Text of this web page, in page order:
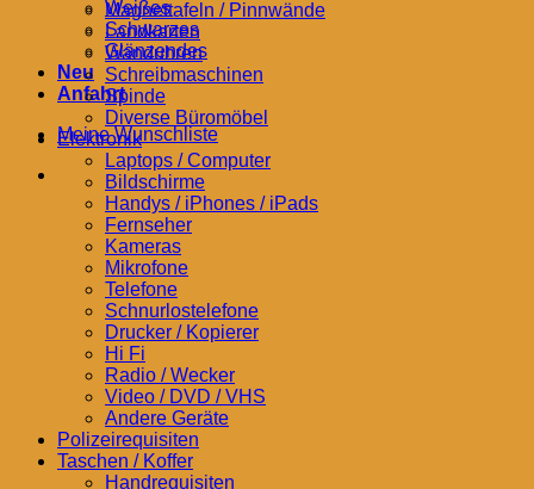
Weißes
Schwarzes
Glänzendes
Neu
Anfahrt
Meine Wunschliste
Magnettafeln / Pinnwände
Landkarten
Wanduhren
Schreibmaschinen
Spinde
Diverse Büromöbel
Elektronik
Laptops / Computer
Bildschirme
Handys / iPhones / iPads
Fernseher
Kameras
Mikrofone
Telefone
Schnurlostelefone
Drucker / Kopierer
Hi Fi
Radio / Wecker
Video / DVD / VHS
Andere Geräte
Polizeirequisiten
Taschen / Koffer
Handrequisiten